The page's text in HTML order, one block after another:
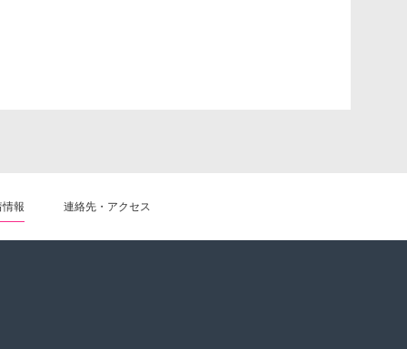
情報 連絡先・アクセス